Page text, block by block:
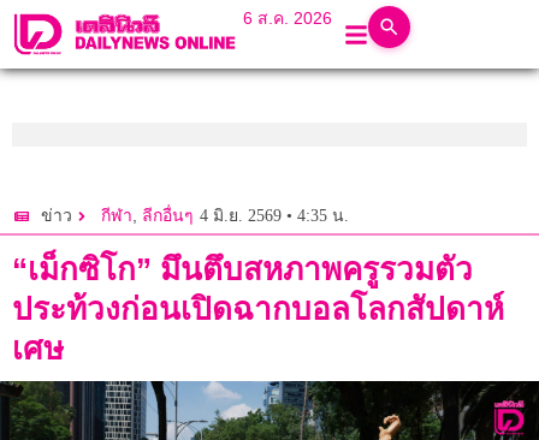
6 ส.ค. 2026
ข่าว กีฬา, ลีกอื่นๆ 4 มิ.ย. 2569 • 4:35 น.
“เม็กซิโก” มึนตึบสหภาพครูรวมตัว
ประท้วงก่อนเปิดฉากบอลโลกสัปดาห์
เศษ